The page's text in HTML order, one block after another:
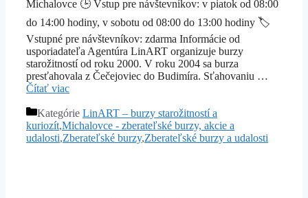
Michalovce 🕒 Vstup pre návštevníkov: v piatok od 08:00
do 14:00 hodiny, v sobotu od 08:00 do 13:00 hodiny 🏷️
Vstupné pre návštevníkov: zdarma Informácie od
usporiadateľa Agentúra LinART organizuje burzy
starožitností od roku 2000. V roku 2004 sa burza
presťahovala z Čečejoviec do Budimíra. Sťahovaniu …
Čítať viac
Kategórie LinART – burzy starožitností a
kuriozít,Michalovce - zberateľské burzy, akcie a
udalosti,Zberateľské burzy,Zberateľské burzy a udalosti